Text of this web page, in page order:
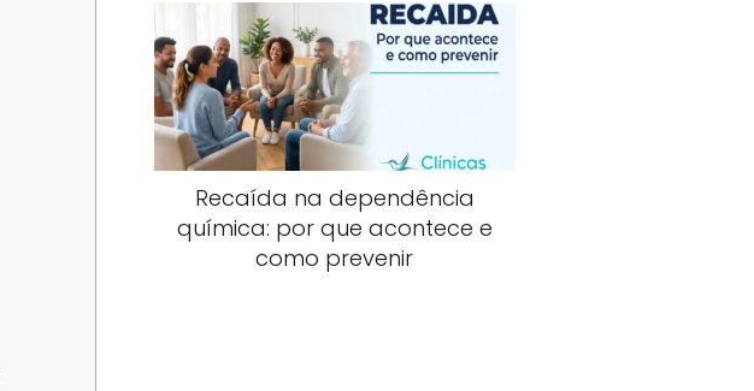
Recaída na dependência
química: por que acontece e
como prevenir